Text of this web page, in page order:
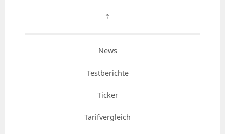
⇡
News
Testberichte
Ticker
Tarifvergleich